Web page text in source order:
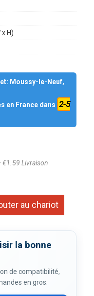
H)
Moussy-le-Neuf,
en France dans 2-5
€1.59 Livraison
au chariot
la bonne
de compatibilité,
en gros.